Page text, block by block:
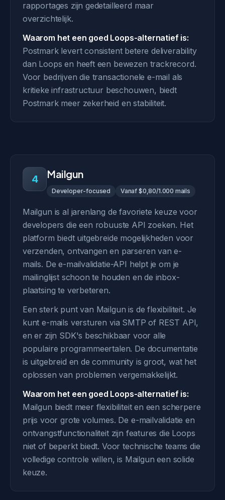
rapportages zijn gedetailleerd maar
overzichtelijk.
Waarom het een goed Loops-alternatief is:
Postmark levert consistent betere deliverability
dan Loops en heeft een bewezen trackrecord.
Voor bedrijven die transactionele e-mail als
kritieke infrastructuur beschouwen, biedt
Postmark meer zekerheid en stabiliteit.
4 Mailgun
Developer-focused Vanaf $0,80/1.000 mails
Mailgun is al jarenlang de favoriete keuze voor
developers die een robuuste API zoeken. Het
platform biedt uitgebreide mogelijkheden voor
verzenden, ontvangen en parseren van e-
mails. De e-mailvalidatie-API helpt je om je
mailinglijst schoon te houden en de inbox-
plaatsing te verbeteren.
Een sterk punt van Mailgun is de flexibiliteit. Je
kunt e-mails versturen via SMTP of REST API,
en er zijn SDK's beschikbaar voor alle
populaire programmeertalen. De documentatie
is uitgebreid en de community is groot, wat het
oplossen van problemen vergemakkelijkt.
Waarom het een goed Loops-alternatief is:
Mailgun biedt meer flexibiliteit en een scherpere
prijs voor grote volumes. De e-mailvalidatie en
ontvangstfunctionaliteit zijn features die Loops
niet of beperkt biedt. Voor technische teams die
volledige controle willen, is Mailgun een solide
keuze.